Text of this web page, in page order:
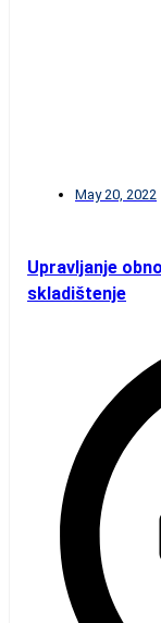
May 20, 2022
Upravljanje
skladištenje